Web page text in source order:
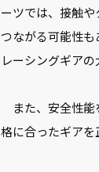
ーツでは、接触
つながる可能性も
レーシングギアの
また、安全性能
格に合ったギアを